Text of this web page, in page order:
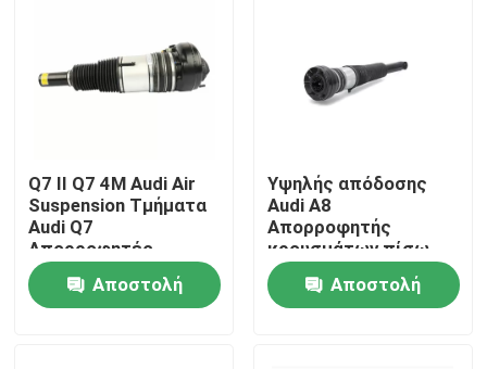
Σπίτι
Προϊόντα
Q7 II Q7 4M Audi Air
Suspension Τμήματα
Audi Q7
Απορροφητές
κρούσης 4M4616039
Αποστολή
Υψηλής απόδοσης
Audi A8
Απορροφητής
κρουσμάτων πίσω
αριστερά 4H0616001
Audi Air Shocks
Αποστολή